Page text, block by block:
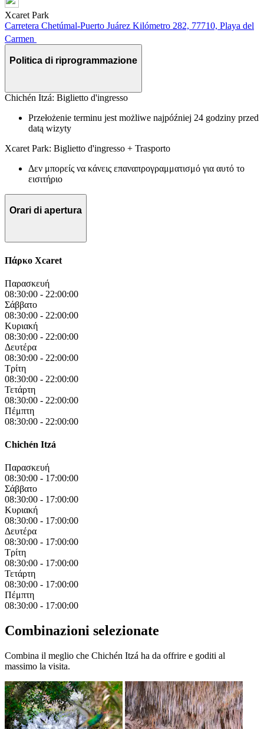
Xcaret Park
Carretera Chetúmal-Puerto Juárez Kilómetro 282, 77710, Playa del
Carmen
Politica di riprogrammazione
Chichén Itzá: Biglietto d'ingresso
Przełożenie terminu jest możliwe najpóźniej 24 godziny przed
datą wizyty
Xcaret Park: Biglietto d'ingresso + Trasporto
Δεν μπορείς να κάνεις επαναπρογραμματισμό για αυτό το
εισιτήριο
Orari di apertura
Πάρκο Xcaret
Παρασκευή
08:30:00 - 22:00:00
Σάββατο
08:30:00 - 22:00:00
Κυριακή
08:30:00 - 22:00:00
Δευτέρα
08:30:00 - 22:00:00
Τρίτη
08:30:00 - 22:00:00
Τετάρτη
08:30:00 - 22:00:00
Πέμπτη
08:30:00 - 22:00:00
Chichén Itzá
Παρασκευή
08:30:00 - 17:00:00
Σάββατο
08:30:00 - 17:00:00
Κυριακή
08:30:00 - 17:00:00
Δευτέρα
08:30:00 - 17:00:00
Τρίτη
08:30:00 - 17:00:00
Τετάρτη
08:30:00 - 17:00:00
Πέμπτη
08:30:00 - 17:00:00
Combinazioni selezionate
Combina il meglio che Chichén Itzá ha da offrire e goditi al
massimo la visita.